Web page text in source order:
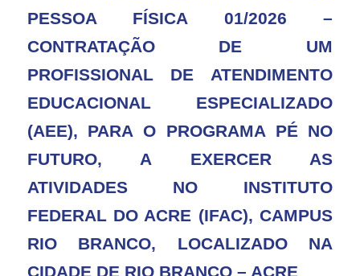
PESSOA FÍSICA 01/2026 –
CONTRATAÇÃO DE UM
PROFISSIONAL DE ATENDIMENTO
EDUCACIONAL ESPECIALIZADO
(AEE), PARA O PROGRAMA PÉ NO
FUTURO, A EXERCER AS
ATIVIDADES NO INSTITUTO
FEDERAL DO ACRE (IFAC), CAMPUS
RIO BRANCO, LOCALIZADO NA
CIDADE DE RIO BRANCO – ACRE